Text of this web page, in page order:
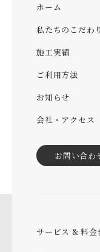
ホーム
私たちのこだわり
施工実績
ご利用方法
お知らせ
会社・アクセス
お問い合わ
サービス & 料金